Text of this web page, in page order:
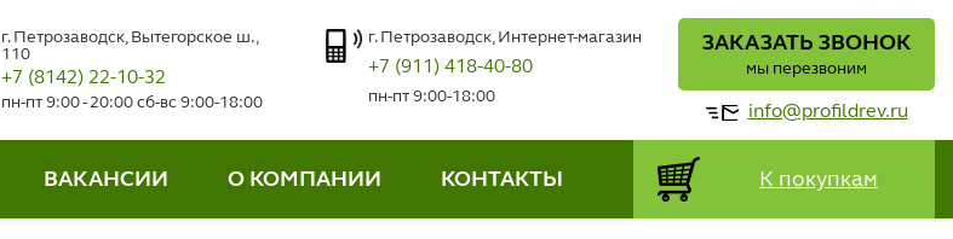
г. Петрозаводск, Вытегорское ш.,
110
+7 (8142) 22-10-32
пн-пт 9:00 - 20:00 сб-вс 9:00-18:00
г. Петрозаводск, Интернет-магазин
+7 (911) 418-40-80
пн-пт 9:00-18:00
ЗАКАЗАТЬ ЗВОНОК
мы перезвоним
info@profildrev.ru
ВАКАНСИИ О КОМПАНИИ КОНТАКТЫ К покупкам